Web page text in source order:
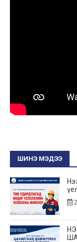
ШИНЭ МЭДЭЭ